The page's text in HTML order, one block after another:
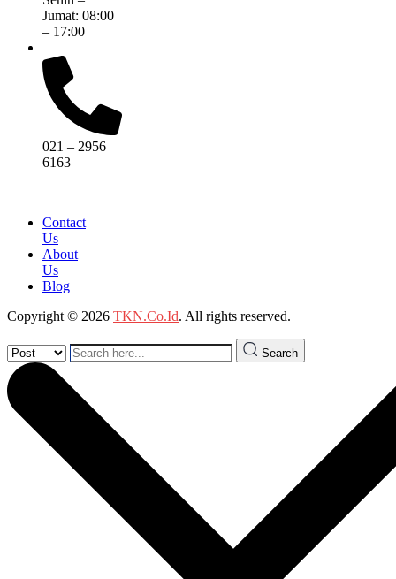
Jumat: 08:00
– 17:00
021 – 2956
6163
————–
Contact
Us
About
Us
Blog
Copyright © 2026 TKN.Co.Id. All rights reserved.
Search